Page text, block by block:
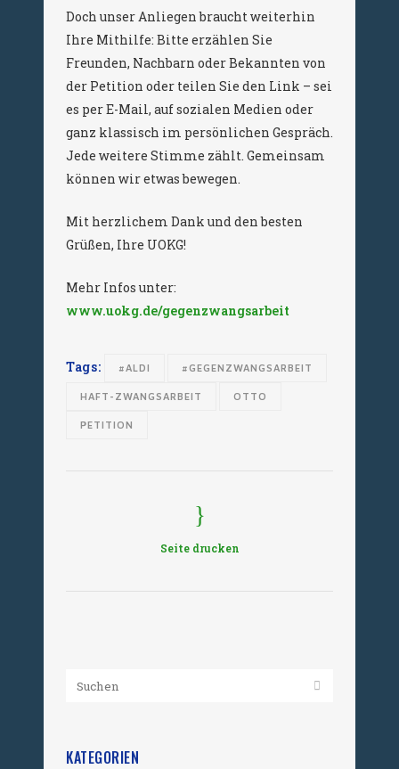
Doch unser Anliegen braucht weiterhin
Ihre Mithilfe: Bitte erzählen Sie
Freunden, Nachbarn oder Bekannten von
der Petition oder teilen Sie den Link – sei
es per E-Mail, auf sozialen Medien oder
ganz klassisch im persönlichen Gespräch.
Jede weitere Stimme zählt. Gemeinsam
können wir etwas bewegen.
Mit herzlichem Dank und den besten
Grüßen, Ihre UOKG!
Mehr Infos unter:
www.uokg.de/gegenzwangsarbeit
Tags: #ALDI #GEGENZWANGSARBEIT
HAFT-ZWANGSARBEIT OTTO
PETITION
Seite drucken
KATEGORIEN